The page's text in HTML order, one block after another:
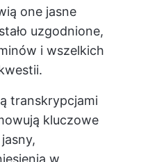
one jasne
uzgodnione,
i wszelkich
transkrypcjami
kluczowe
w